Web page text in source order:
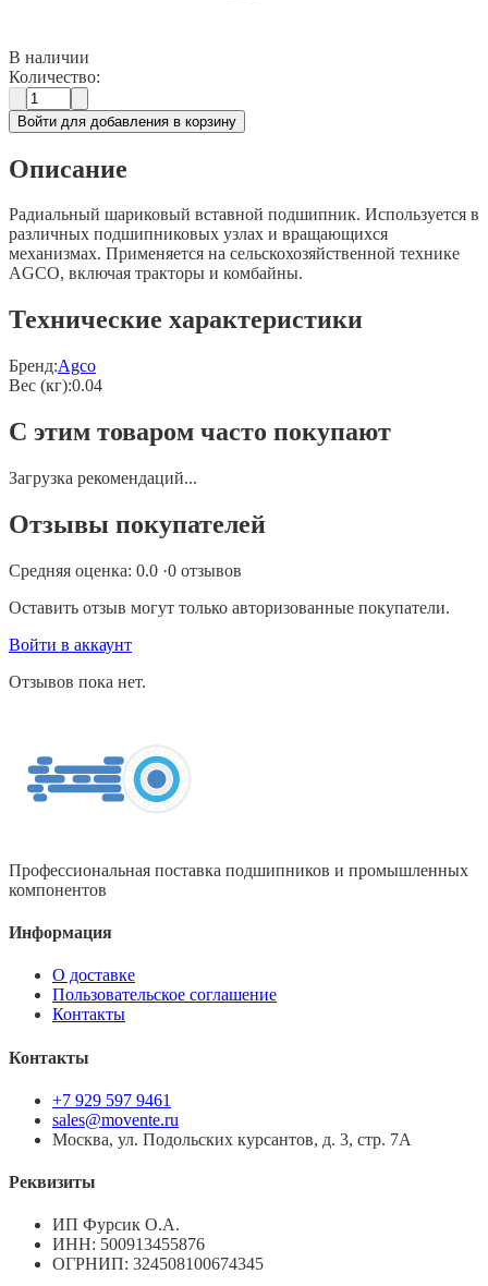
В наличии
Количество:
Войти для добавления в корзину
Описание
Радиальный шариковый вставной подшипник. Используется в
различных подшипниковых узлах и вращающихся
механизмах. Применяется на сельскохозяйственной технике
AGCO, включая тракторы и комбайны.
Технические характеристики
Бренд:Agco
Вес (кг):0.04
С этим товаром часто покупают
Загрузка рекомендаций...
Отзывы покупателей
Средняя оценка: 0.0 ·0 отзывов
Оставить отзыв могут только авторизованные покупатели.
Войти в аккаунт
Отзывов пока нет.
Профессиональная поставка подшипников и промышленных
компонентов
Информация
О доставке
Пользовательское соглашение
Контакты
Контакты
+7 929 597 9461
sales@movente.ru
Москва, ул. Подольских курсантов, д. 3, стр. 7А
Реквизиты
ИП Фурсик О.А.
ИНН: 500913455876
ОГРНИП: 324508100674345